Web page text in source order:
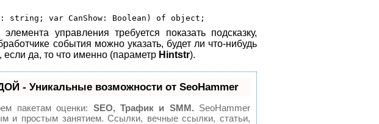
управления требуется показать подсказку,
события можно указать, будет ли что-нибудь
если да, то что именно (параметр Hintstr).
- Уникальные возможности от SeoHammer
пакетам оценки: SEO, Трафик и SMM. SeoHammer
и простым занятием. Ссылки, вечные ссылки, статьи,